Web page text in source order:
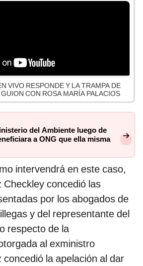
VIVO RESPONDE Y LA TRAMPA DE
CON ROSA MARÍA PALACIOS
del Ambiente luego de
a ONG que ella misma
intervendrá en este caso,
Checkley concedió las
por los abogados de
y del representante del
respecto de la
al exministro
concedió la apelación al dar